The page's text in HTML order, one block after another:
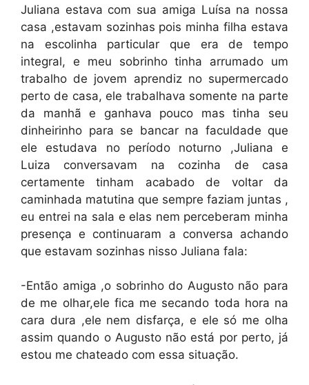
Juliana estava com sua amiga Luísa na nossa
casa ,estavam sozinhas pois minha filha estava
na escolinha particular que era de tempo
integral, e meu sobrinho tinha arrumado um
trabalho de jovem aprendiz no supermercado
perto de casa, ele trabalhava somente na parte
da manhã e ganhava pouco mas tinha seu
dinheirinho para se bancar na faculdade que
ele estudava no período noturno ,Juliana e
Luiza conversavam na cozinha de casa
certamente tinham acabado de voltar da
caminhada matutina que sempre faziam juntas ,
eu entrei na sala e elas nem perceberam minha
presença e continuaram a conversa achando
que estavam sozinhas nisso Juliana fala:
-Então amiga ,o sobrinho do Augusto não para
de me olhar,ele fica me secando toda hora na
cara dura ,ele nem disfarça, e ele só me olha
assim quando o Augusto não está por perto, já
estou me chateado com essa situação.